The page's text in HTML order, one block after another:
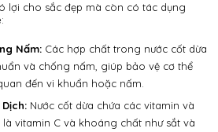
lợi cho sắc đẹp mà còn có tác dụng
Nấm: Các hợp chất trong nước cốt dừa
và chống nấm, giúp bảo vệ cơ thể
đến vi khuẩn hoặc nấm.
Nước cốt dừa chứa các vitamin và
vitamin C và khoáng chất như sắt và